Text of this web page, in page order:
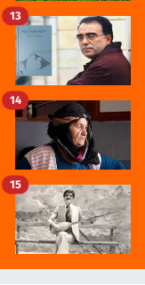
13
14
15